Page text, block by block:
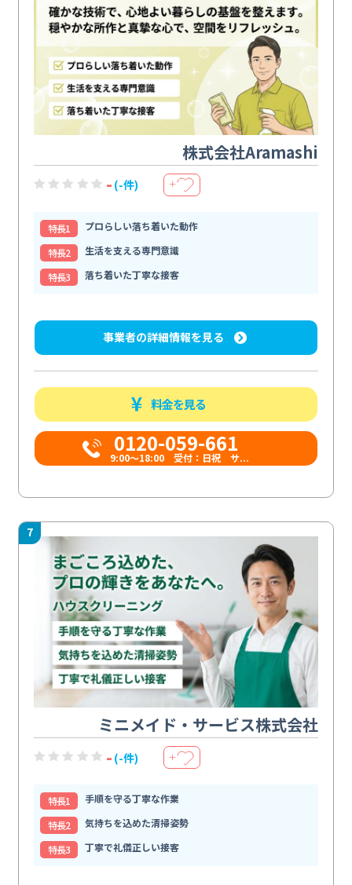
株式会社Aramashi
- (-件) ＋
特⻑1
プロらしい落ち着いた動作
特⻑2
生活を支える専門意識
特⻑3
落ち着いた丁寧な接客
事業者の詳細情報を見る
料金を見る
0120-059-661
9:00〜18:00 受付：日祝 サ...
7
ミニメイド・サービス株式会社
- (-件) ＋
特⻑1
手順を守る丁寧な作業
特⻑2
気持ちを込めた清掃姿勢
特⻑3
丁寧で礼儀正しい接客